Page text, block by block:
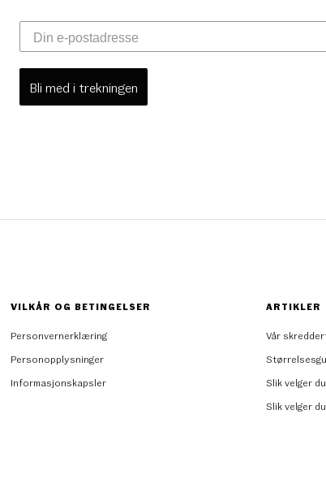
Bli med i trekningen
VILKÅR OG BETINGELSER
Personvernerklæring
Personopplysninger
Informasjonskapsler
ARTIKLER
Vår
Slik velger
Slik velger